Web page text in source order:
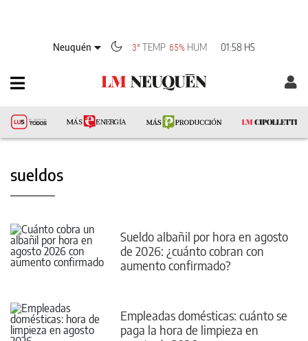
Neuquén 3°TEMP 65% HUM 01:58 HS
sueldos
Sueldo albañil por hora en agosto
de 2026: ¿cuánto cobran con
aumento confirmado?
Empleadas domésticas: cuánto se
paga la hora de limpieza en